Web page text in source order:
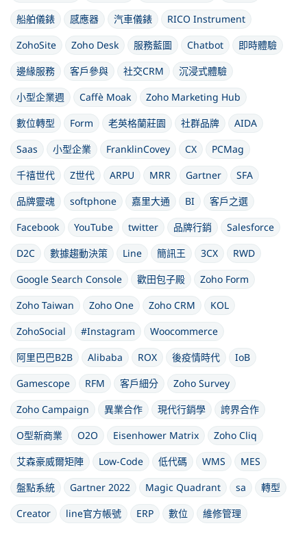
船舶儀錶
感應器 汽車儀錶
RICO Instrument
ZohoSite
Zoho Desk 服務藍圖 Chatbot
即時體驗
邊緣服務
客戶參與 社交CRM
沉浸式體驗
小型企業週
Caffè Moak
Zoho Marketing Hub
數位轉型
Form 老英格蘭莊園 社群品牌
AIDA
Saas
小型企業 FranklinCovey CX
PCMag
千禧世代
Z世代 ARPU MRR Gartner
SFA
品牌靈魂
softphone 嘉里大通 BI
客戶之選
Facebook
YouTube twitter 品牌行銷
Salesforce
D2C
數據趨動決策 Line 簡訊王 3CX
RWD
Google Search Console
歡田包子殿
Zoho Form
Zoho Taiwan
Zoho One Zoho CRM
KOL
ZohoSocial
#Instagram
Woocommerce
阿里巴巴B2B
Alibaba ROX 後疫情時代
IoB
Gamescope
RFM 客戶細分
Zoho Survey
Zoho Campaign
異業合作 現代行銷學
誇界合作
O型新商業
O2O Eisenhower Matrix
Zoho Cliq
艾森豪威爾矩陣
Low-Code 低代碼 WMS
MES
盤點系統
Gartner 2022 Magic Quadrant sa
轉型
Creator
line官方帳號 ERP 數位 維修管理